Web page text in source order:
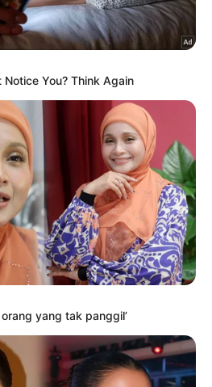
cakap perjalanan muzik
berselerak’
2026
Aisha Retno, cakap
pun kena kecam
2026
– Rashdan Baba kongsi tip
2026